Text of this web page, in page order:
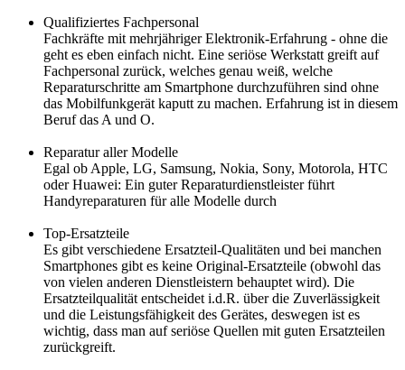
Qualifiziertes Fachpersonal
Fachkräfte mit mehrjähriger Elektronik-Erfahrung - ohne die
geht es eben einfach nicht. Eine seriöse Werkstatt greift auf
Fachpersonal zurück, welches genau weiß, welche
Reparaturschritte am Smartphone durchzuführen sind ohne
das Mobilfunkgerät kaputt zu machen. Erfahrung ist in diesem
Beruf das A und O.
Reparatur aller Modelle
Egal ob Apple, LG, Samsung, Nokia, Sony, Motorola, HTC
oder Huawei: Ein guter Reparaturdienstleister führt
Handyreparaturen für alle Modelle durch
Top-Ersatzteile
Es gibt verschiedene Ersatzteil-Qualitäten und bei manchen
Smartphones gibt es keine Original-Ersatzteile (obwohl das
von vielen anderen Dienstleistern behauptet wird). Die
Ersatzteilqualität entscheidet i.d.R. über die Zuverlässigkeit
und die Leistungsfähigkeit des Gerätes, deswegen ist es
wichtig, dass man auf seriöse Quellen mit guten Ersatzteilen
zurückgreift.